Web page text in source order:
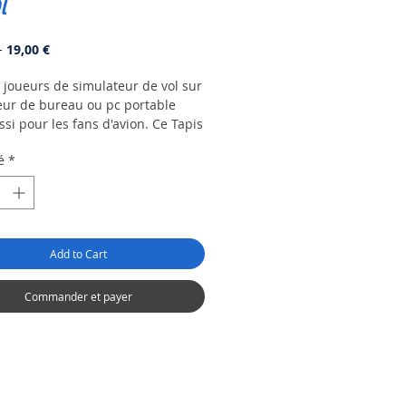
Prix
19,00 €Prix
joueurs de simulateur de vol sur
de bureau ou pc portable
pour les fans d'avion. Ce Tapis
la salle de jeu.
flight simulator, ce tapis est
vous!!!
*
Add to Cart
Commander et payer